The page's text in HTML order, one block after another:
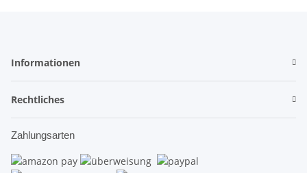
Informationen
Rechtliches
Zahlungsarten